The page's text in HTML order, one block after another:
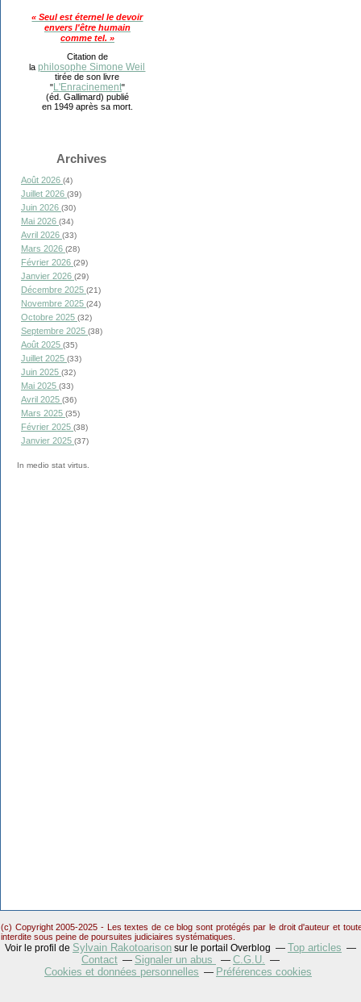
« Seul est éternel le devoir
envers l'être humain
comme tel. »
Citation de
laphilosophe Simone Weil
tirée de son livre
"L'Enracinement"
(éd. Gallimard) publié
en 1949 après sa mort.
Archives
Août 2026 (4)
Juillet 2026 (39)
Juin 2026 (30)
Mai 2026 (34)
Avril 2026 (33)
Mars 2026 (28)
Février 2026 (29)
Janvier 2026 (29)
Décembre 2025 (21)
Novembre 2025 (24)
Octobre 2025 (32)
Septembre 2025 (38)
Août 2025 (35)
Juillet 2025 (33)
Juin 2025 (32)
Mai 2025 (33)
Avril 2025 (36)
Mars 2025 (35)
Février 2025 (38)
Janvier 2025 (37)
In medio stat virtus.
(c) Copyright 2005-2025 - Les textes de ce blog sont protégés par le droit d'auteur et
interdite sous peine de poursuites judiciaires systématiques.
Voir le profil de Sylvain Rakotoarison sur le portail Overblog
Top articles
Contact
Signaler un abus
C.G.U.
Cookies et données personnelles
Préférences cookies